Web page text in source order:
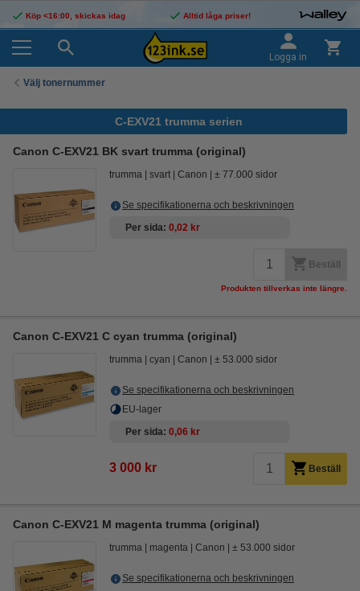
Köp <16:00, skickas idag Alltid låga priser!
Logga in
Välj tonernummer
C-EXV21 trumma serien
Canon C-EXV21 BK svart trumma (original)
trumma svart Canon ± 77.000 sidor
Se specifikationerna och beskrivningen
Per sida 0,02 kr
Beställ
Produkten tillverkas inte längre.
Canon C-EXV21 C cyan trumma (original)
trumma cyan Canon ± 53.000 sidor
Se specifikationerna och beskrivningen
EU-lager
Per sida 0,06 kr
3 000 kr Beställ
Canon C-EXV21 M magenta trumma (original)
trumma magenta Canon ± 53.000 sidor
Se specifikationerna och beskrivningen